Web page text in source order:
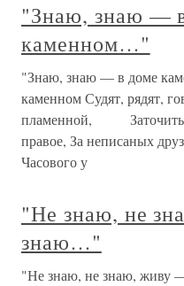
"Знаю, знаю —
каменном…"
"Знаю, знаю — в доме
каменном Судят, рядят,
пламенной, Заточить
правое, За неписаных
Часового у
"Не знаю, не
знаю…"
"Не знаю, не знаю, живу